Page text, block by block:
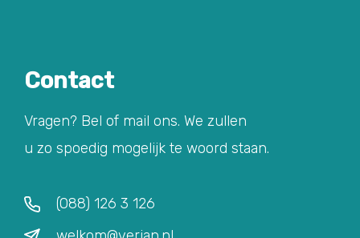
Contact
Vragen? Bel of mail ons. We zullen
u zo spoedig mogelijk te woord staan.
(088) 126 3 126